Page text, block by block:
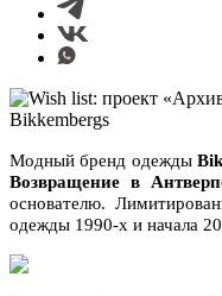
Модный бренд одежды
Возвращение в
основателю.
одежды 1990-х и начала